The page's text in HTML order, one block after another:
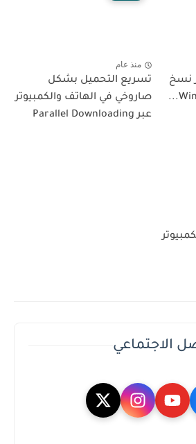
نسخ
منذ عام
تسريع التحميل بشكل
صاروخي في الهاتف والكمبيوتر
عبر Parallel Downloading
الاجتماعي